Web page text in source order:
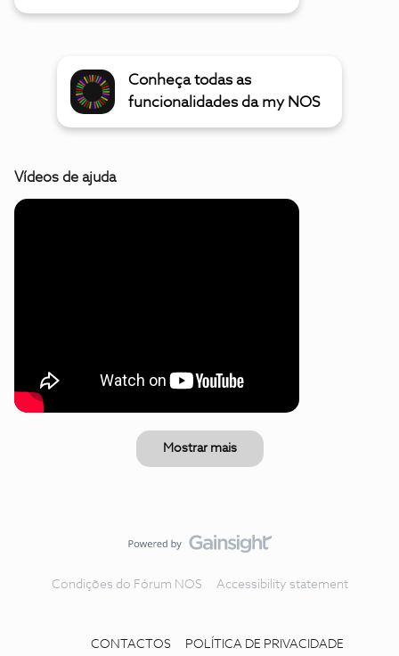
Conheça todas as
funcionalidades da my NOS
Vídeos de ajuda
Mostrar mais
Condições do Fórum NOS Accessibility statement
CONTACTOS POLÍTICA DE PRIVACIDADE